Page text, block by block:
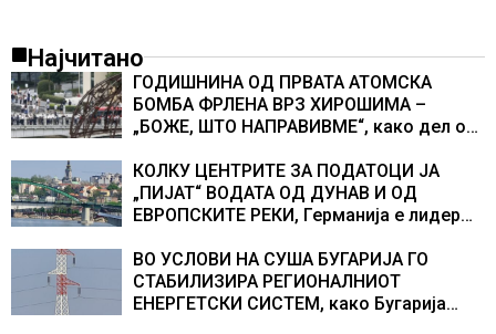
Најчитано
ГОДИШНИНА ОД ПРВАТА АТОМСКА
БОМБА ФРЛЕНА ВРЗ ХИРОШИМА –
„БОЖЕ, ШТО НАПРАВИВМЕ“, како дел од
учесниците во бомбардирањето го
доживуваа овој настан што го промени
текот на историјата
КОЛКУ ЦЕНТРИТЕ ЗА ПОДАТОЦИ ЈА
„ПИЈАТ“ ВОДАТА ОД ДУНАВ И ОД
ЕВРОПСКИТЕ РЕКИ, Германија е лидер
центри за податоци
ВО УСЛОВИ НА СУША БУГАРИЈА ГО
СТАБИЛИЗИРА РЕГИОНАЛНИОТ
ЕНЕРГЕТСКИ СИСТЕМ, како Бугарија